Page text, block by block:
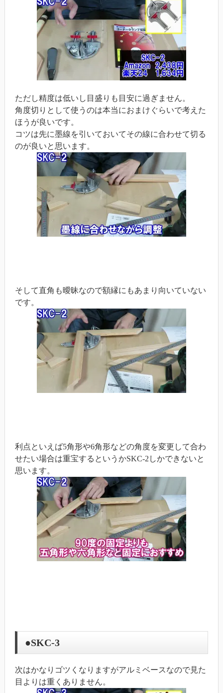
ただし精度は低いし目盛りも目安に過ぎません。
角度切りとして使うのは本当におまけぐらいで考えた
ほうが良いです。
コツは先に墨線を引いておいてその線に合わせて切る
のが良いと思います。
そして直角も曖昧なので額縁にもあまり向いていない
です。
利点といえば5角形や6角形などの角度を変更して合わ
せたい場合は重宝するというかSKC-2しかできないと
思います。
●SKC-3
次はかなりゴツくなりますがアルミベースなので見た
目よりは重くありません。